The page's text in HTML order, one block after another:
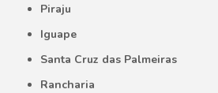
Piraju
Iguape
Santa Cruz das Palmeiras
Rancharia